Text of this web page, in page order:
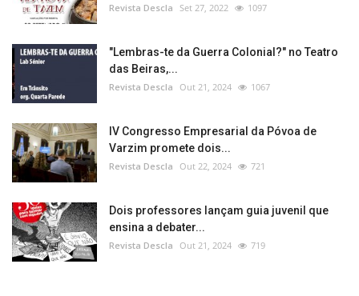
Revista Descla Set 27, 2022 1097
"Lembras-te da Guerra Colonial?" no Teatro
das Beiras,...
Revista Descla Out 21, 2024 1067
IV Congresso Empresarial da Póvoa de
Varzim promete dois...
Revista Descla Out 22, 2024 721
Dois professores lançam guia juvenil que
ensina a debater...
Revista Descla Out 21, 2024 719